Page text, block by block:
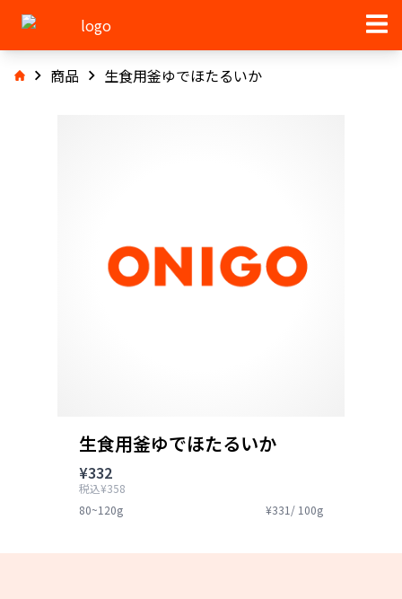
商品 生食用釜ゆでほたるいか
生食用釜ゆでほたるいか
¥332
税込¥358
80~120g
¥331/ 100g